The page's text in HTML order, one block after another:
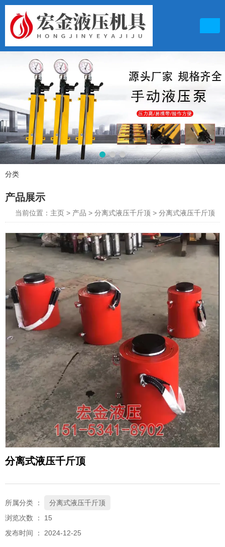
联系电话
15153418902
邮箱地址
微信号
15153418902
分类
产品展示
当前位置：主页 > 产品 > 分离式液压千斤顶 > 分离式液压千斤顶
分离式液压千斤顶
所属分类 ：
分离式液压千斤顶
浏览次数 ： 15
发布时间 ： 2024-12-25